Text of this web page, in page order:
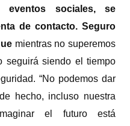
eventos sociales, se
de contacto. Seguro
mientras no superemos
seguirá siendo el tiempo
“No podemos dar
hecho, incluso nuestra
el futuro está